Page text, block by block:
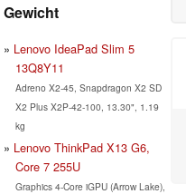
Gewicht
Lenovo IdeaPad Slim 5
13Q8Y11
Adreno X2-45, Snapdragon X2 SD
X2 Plus X2P-42-100, 13.30", 1.19
kg
Lenovo ThinkPad X13 G6,
Core 7 255U
Graphics 4-Core iGPU (Arrow Lake),